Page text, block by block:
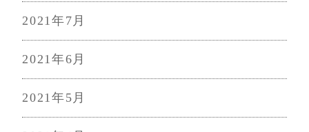
2021年7月
2021年6月
2021年5月